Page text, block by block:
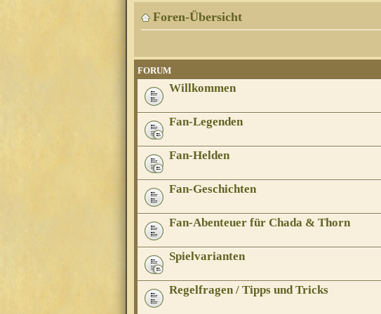
Foren-Übersicht
FORUM
Willkommen
Fan-Legenden
Fan-Helden
Fan-Geschichten
Fan-Abenteuer für Chada & Thorn
Spielvarianten
Regelfragen / Tipps und Tricks